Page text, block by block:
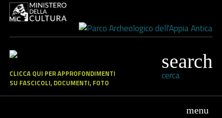
CLICCA QUI PER APPROFONDIMENTI
SU FASCICOLI, DOCUMENTI, FOTO
cerca